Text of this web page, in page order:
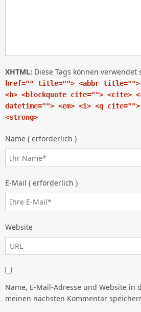
XHTML: Diese Tags können verwendet
href="" title=""> <abbr title="">
<b> <blockquote cite=""> <cite>
datetime=""> <em> <i> <q
<strong>
Name ( erforderlich )
E-Mail ( erforderlich )
Website
Name, E-Mail-Adresse und Website in
meinen nächsten Kommentar